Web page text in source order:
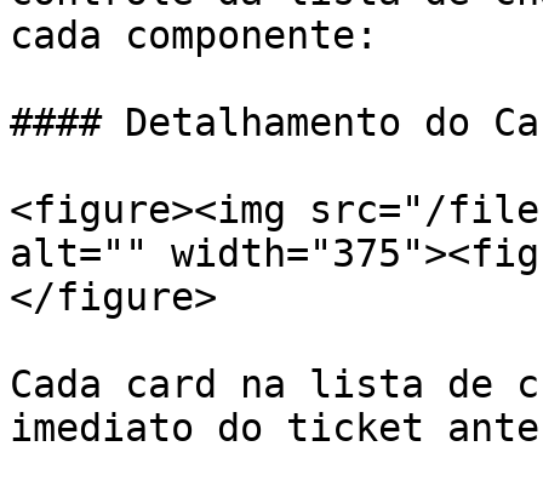
cada componente:
#### Detalhamento do
<figure><img src="/files/
alt=""
</figure>
Cada card na lista de
imediato do ticket